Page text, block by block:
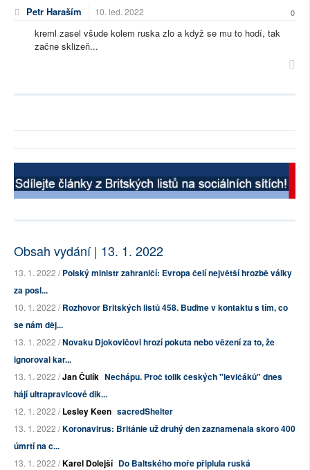
Petr Haraším 10. led. 2022 0
kreml zasel všude kolem ruska zlo a když se mu to hodí, tak
začne sklizeň...
Obsah vydání | 13. 1. 2022
13. 1. 2022 /Polský ministr zahraničí: Evropa čelí největší hrozbě války
za posl...
10. 1. 2022 /Rozhovor Britských listů 458. Buďme v kontaktu s tím, co
se nám děj...
13. 1. 2022 /Novaku Djokovičovi hrozí pokuta nebo vězení za to, že
ignoroval kar...
13. 1. 2022 /Jan Čulík Nechápu. Proč tolik českých "levičáků" dnes
hájí ultrapravicové dik...
12. 1. 2022 /Lesley Keen sacredShelter
13. 1. 2022 /Koronavirus: Británie už druhý den zaznamenala skoro 400
úmrtí na c...
13. 1. 2022 /Karel Dolejší Do Baltského moře připlula ruská